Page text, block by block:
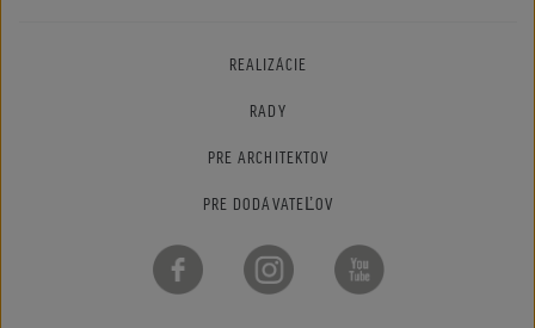
REALIZÁCIE
RADY
PRE ARCHITEKTOV
PRE DODÁVATEĽOV